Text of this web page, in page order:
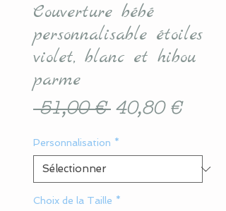
Couverture bébé
personnalisable étoiles
violet, blanc et hibou
parme
51,00 € Prix
40,80 €Prix
Personnalisation *
Choix de la Taille *